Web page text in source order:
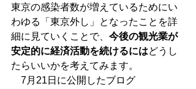
東京の感染者数が増えているためにい
わゆる「東京外し」となったことを詳
細に見ていくことで、 今後の観光業が
安定的に経済活動を続けるにはどうし
たらいいかを考えてみます。
7月21日に公開したブログ